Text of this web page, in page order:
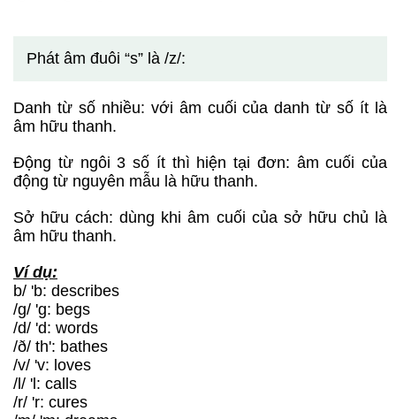
Phát âm đuôi “s” là /z/:
Danh từ số nhiều: với âm cuối của danh từ số ít là
âm hữu thanh.
Động từ ngôi 3 số ít thì hiện tại đơn: âm cuối của
động từ nguyên mẫu là hữu thanh.
Sở hữu cách: dùng khi âm cuối của sở hữu chủ là
âm hữu thanh.
Ví dụ:
b/ 'b: describes
/g/ 'g: begs
/d/ 'd: words
/ð/ th': bathes
/v/ 'v: loves
/l/ 'l: calls
/r/ 'r: cures